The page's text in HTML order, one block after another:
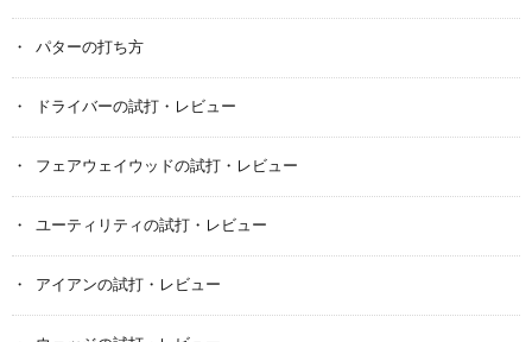
パターの打ち方
ドライバーの試打・レビュー
フェアウェイウッドの試打・レビュー
ユーティリティの試打・レビュー
アイアンの試打・レビュー